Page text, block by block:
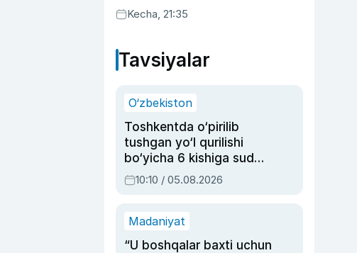
qilindi
Kecha, 21:35
Tavsiyalar
O‘zbekiston
Toshkentda o‘pirilib
tushgan yo‘l qurilishi
bo‘yicha 6 kishiga sud
hukmi o‘qildi
10:10 / 05.08.2026
Madaniyat
“U boshqalar baxti uchun